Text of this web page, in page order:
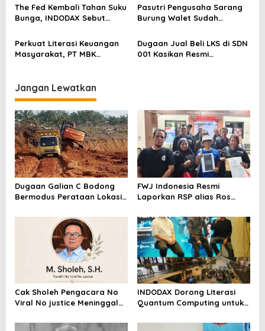
s
Blockchain
The Fed Kembali Tahan Suku
Bunga, INDODAX Sebut
Sentimen Pasar
Pasutri Pengusaha Sarang
Burung Walet Sudah
Pelapor Desak Polda Jambi
Segera Lakukan Penahanan
Perkuat Literasi Keuangan
Masyarakat, PT MBK
Dugaan Jual Beli LKS di SDN
001 Kasikan Resmi
Jangan Lewatkan
Dugaan Galian C Bodong
Bermodus Perataan Lokasi
Riau Akan Tinjauan Lokasi
FWJ Indonesia Resmi
Laporkan RSP alias Ros
Cak Sholeh Pengacara No
Viral No justice Meninggal
INDODAX Dorong Literasi
Quantum Computing untuk
Blockchain